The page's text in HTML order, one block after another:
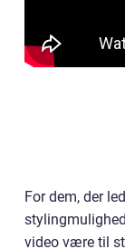
For dem, der
video være til